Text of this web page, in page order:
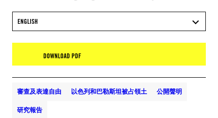
ENGLISH
DOWNLOAD PDF
審查及表達自由 以色列和巴勒斯坦被占領土 公開聲明
研究報告